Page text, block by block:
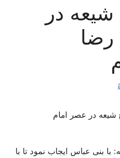
در
رضا
شيعه‌ در عصر امام‌
با بنی عباس‌ ايجاب‌ نمود تا با